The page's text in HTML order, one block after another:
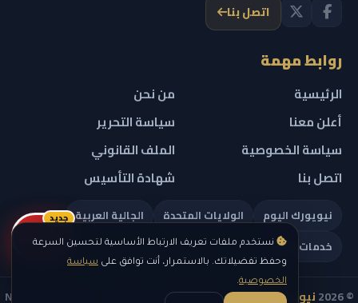
نستخدم ملفات تعريف الارتباط الأساسية لتحسين السرعة
وحفظ تفضيلاتك. بالاستمرار، أنت توافق على سياسة
الخصوصية.
اتصل بنا
روابط مهمة
الرئيسية
من نحن
أعلن معنا
سياسة التحرير
سياسة الخصوصية
الملف القانوني
اتصل بنا
شهادة التأسيس
نيويورك اليوم الولايات المتحدة
الجالية العربية
خدمات تهمك
© 2026 نيويورك نيوز — جميع الحقوق محفوظة — NEW YORK NEWS
ريلز
جديد